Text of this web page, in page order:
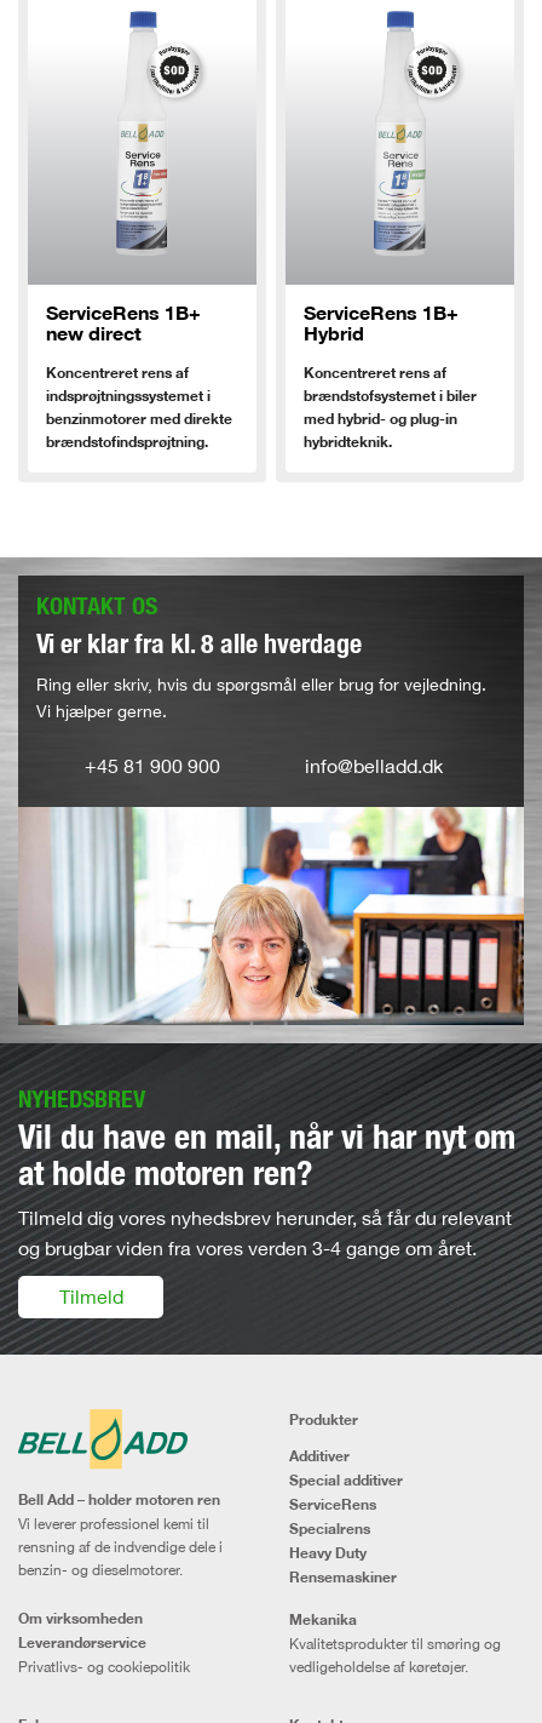
ServiceRens 1B+
new direct
Koncentreret rens af
indsprøjtningssystemet i
benzinmotorer med direkte
brændstofindsprøjtning.
ServiceRens 1B+
Hybrid
Koncentreret rens af
brændstofsystemet i biler
med hybrid- og plug-in
hybridteknik.
KONTAKT OS
Vi er klar fra kl. 8 alle hverdage
Ring eller skriv, hvis du spørgsmål eller brug for vejledning.
Vi hjælper gerne.
+45 81 900 900 info@belladd.dk
NYHEDSBREV
Vil du have en mail, når vi har nyt om
at holde motoren ren?
Tilmeld dig vores nyhedsbrev herunder, så får du relevant
og brugbar viden fra vores verden 3-4 gange om året.
Tilmeld
Bell Add – holder motoren ren
Vi leverer professionel kemi til
rensning af de indvendige dele i
benzin- og dieselmotorer.
Om virksomheden
Leverandørservice
Privatlivs- og cookiepolitik
Produkter
Additiver
Special additiver
ServiceRens
Specialrens
Heavy Duty
Rensemaskiner
Mekanika
Kvalitetsprodukter til smøring og
vedligeholdelse af køretøjer.